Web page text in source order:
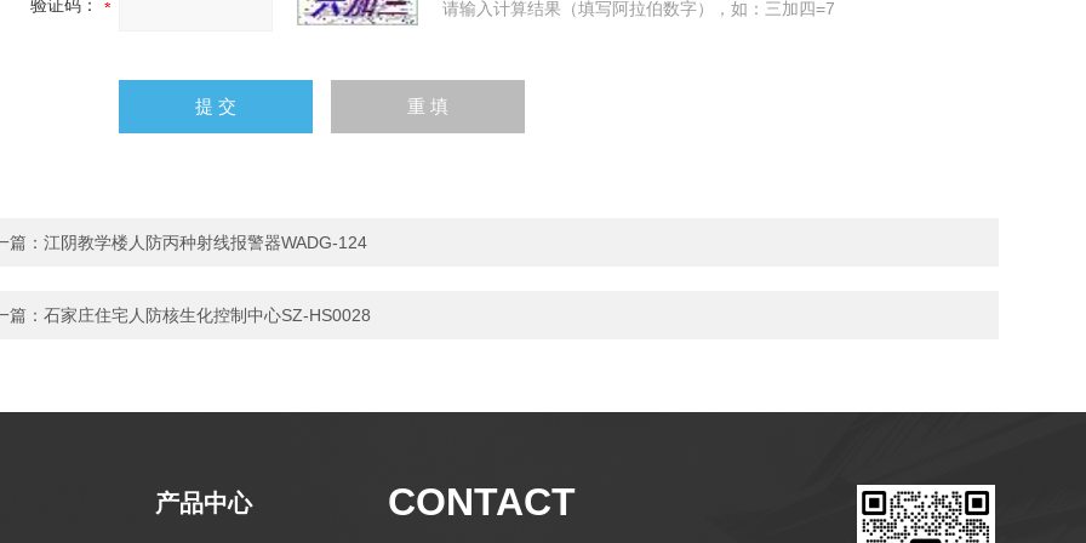
验证码： 请输入计算结果（填写阿拉伯数字），如：三加四=7
篇： 江阴教学楼人防丙种射线报警器WADG-124
篇： 石家庄住宅人防核生化控制中心SZ-HS0028
产品中心 CONTACT